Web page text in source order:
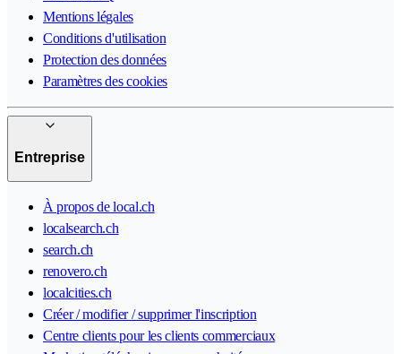
Mentions légales
Conditions d'utilisation
Protection des données
Paramètres des cookies
Entreprise
À propos de local.ch
localsearch.ch
search.ch
renovero.ch
localcities.ch
Créer / modifier / supprimer l'inscription
Centre clients pour les clients commerciaux